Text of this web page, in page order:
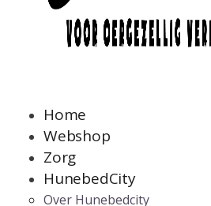
Home
Webshop
Zorg
HunebedCity
Over Hunebedcity